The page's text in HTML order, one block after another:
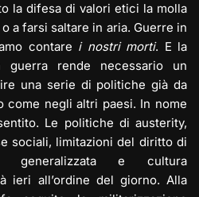
la difesa di valori etici la molla
a farsi saltare in aria. Guerre in
contare i nostri morti. E la
rende necessario un
una serie di politiche già da
come negli altri paesi. In nome
Le politiche di austerity,
sociali, limitazioni del diritto di
generalizzata e cultura
ieri all’ordine del giorno. Alla